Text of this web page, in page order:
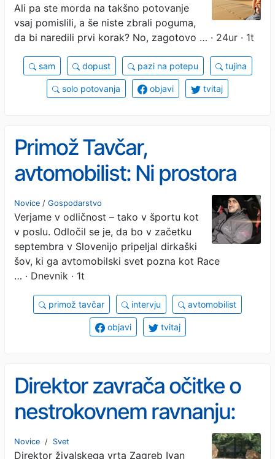
Ali pa ste morda na takšno potovanje
vsaj pomislili, a še niste zbrali poguma,
da bi naredili prvi korak? No, zagotovo … · 24ur · 1t
sam dopust pazi na potepu tujina
solo potovanja objavi tvitaj
Primož Tavčar,
avtomobilist: Ni prostora
za napake ali polovične
odločitve
Novice / Gospodarstvo
Verjame v odličnost – tako v športu kot
v poslu. Odločil se je, da bo v začetku
septembra v Slovenijo pripeljal dirkaški
šov, ki ga avtomobilski svet pozna kot Race
… · Dnevnik · 1t
primož tavčar intervju avtomobilist
objavi tvitaj
Direktor zavrača očitke o
nestrokovnem ravnanju:
Oskrbniki so ukrepali v
Novice / Svet
Direktor živalskega vrta Zagreb Ivan